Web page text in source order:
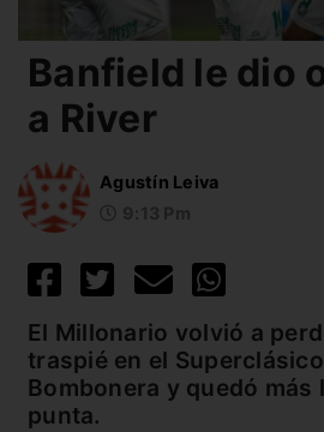
Banfield le dio
a River
Agustín Leiva
El Millonario volvió a
traspié en el
Bombonera y quedó más
punta.